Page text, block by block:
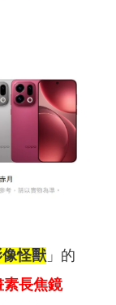
怪獸 」的
素長焦鏡